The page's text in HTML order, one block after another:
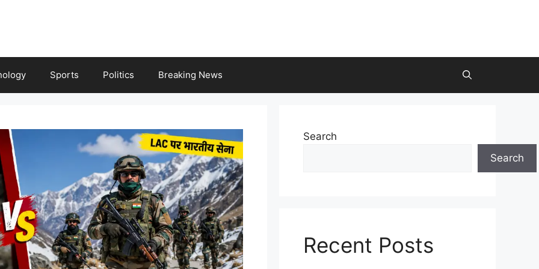
Sports Politics Breaking News
Search
Search
Recent Posts